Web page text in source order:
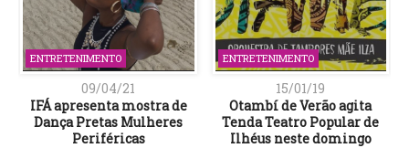
ENTRETENIMENTO
09/04/21
IFÁ apresenta mostra de
Dança Pretas Mulheres
Periféricas
ENTRETENIMENTO
15/01/19
Otambí de Verão agita
Tenda Teatro Popular de
Ilhéus neste domingo